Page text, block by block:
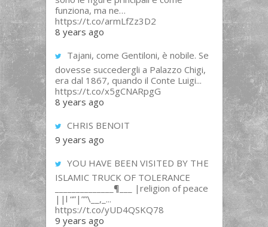
funziona, ma ne…
https://t.co/armLfZz3D2
8 years ago
Tajani, come Gentiloni, è nobile. Se
dovesse succedergli a Palazzo Chigi,
era dal 1867, quando il Conte Luigi...
https://t.co/x5gCNARpgG
8 years ago
CHRIS BENOIT
9 years ago
YOU HAVE BEEN VISITED BY THE
ISLAMIC TRUCK OF TOLERANCE
______________¶___ |religion of peace
||l “”|””\__,_...
https://t.co/yUD4QSKQ78
9 years ago